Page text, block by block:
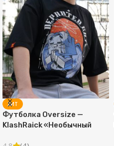
ХИТ
Футболка Oversize —
KlashRaick «Необычный